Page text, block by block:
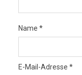
Name *
E-Mail-Adresse *